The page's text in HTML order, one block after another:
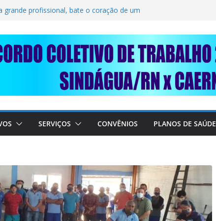
AJUDE O NOSSO
DO SINDÁGUA/RN! 📢
em importante debate com o Ministro
SERVIÇOS CONVÊNIOS PLANOS DE SAÚDE